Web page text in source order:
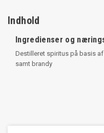
Indhold
Ingredienser og
Destilleret spiritus på basis
samt brandy